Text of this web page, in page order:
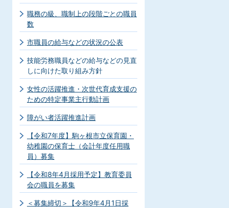
職務の級、職制上の段階ごとの職員
数
市職員の給与などの状況の公表
技能労務職員などの給与などの見直
しに向けた取り組み方針
女性の活躍推進・次世代育成支援の
ための特定事業主行動計画
障がい者活躍推進計画
【令和7年度】駒ヶ根市立保育園・
幼稚園の保育士（会計年度任用職
員）募集
【令和8年4月採用予定】教育委員
会の職員を募集
＜募集締切＞【令和9年4月1日採